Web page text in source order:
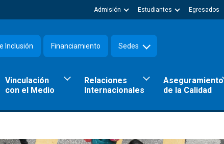
Egresados
Estudiantes
Admisión
Inclusión Financiamiento Sedes
Vinculación
con el Medio
Relaciones
Internacionales
Aseguramiento
de la Calidad